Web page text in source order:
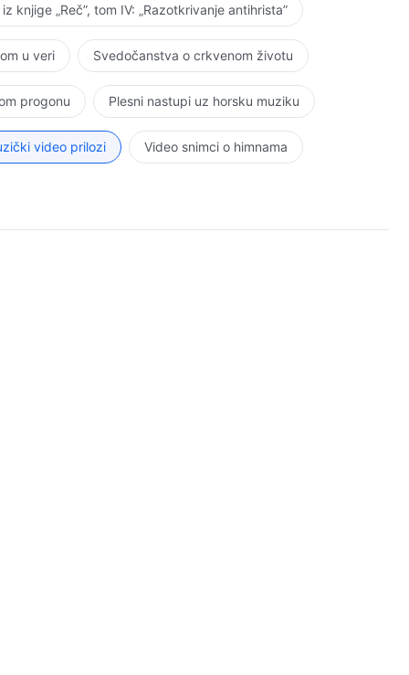
Tebi,
njegovo znanje o grdnji i sudu“
knjige „Reč”, tom IV: „Razotkrivanje antihrista”
u veri Svedočanstva o crkvenom životu
progonu Plesni nastupi uz horsku muziku
video prilozi Video snimci o himnama